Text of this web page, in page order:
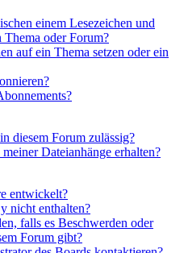
einem Lesezeichen und
oder Forum?
auf ein Thema setzen oder ein
diesem Forum zulässig?
Dateianhänge erhalten?
entwickelt?
nicht enthalten?
falls es Beschwerden oder
Forum gibt?